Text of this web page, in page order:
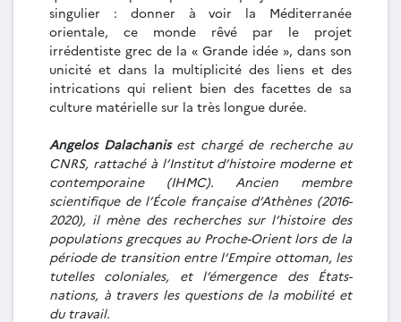
singulier : donner à voir la Méditerranée
orientale, ce monde rêvé par le projet
irrédentiste grec de la « Grande idée », dans son
unicité et dans la multiplicité des liens et des
intrications qui relient bien des facettes de sa
culture matérielle sur la très longue durée.
Angelos Dalachanisest chargé de recherche au
CNRS, rattaché à l’Institut d’histoire moderne et
contemporaine (IHMC). Ancien membre
scientifique de l’École française d’Athènes (2016-
2020), il mène des recherches sur l’histoire des
populations grecques au Proche-Orient lors de la
période de transition entre l’Empire ottoman, les
tutelles coloniales, et l’émergence des États-
nations, à travers les questions de la mobilité et
du travail.